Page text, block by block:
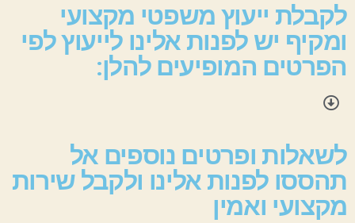
לקבלת ייעוץ משפטי מקצועי
ומקיף יש לפנות אלינו לייעוץ לפי
הפרטים המופיעים להלן:
לשאלות ופרטים נוספים אל
תהססו לפנות אלינו ולקבל שירות
מקצועי ואמין